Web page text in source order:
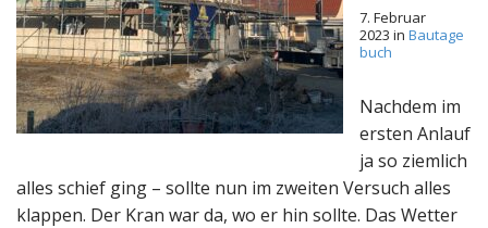
7. Februar
2023 in Bautage
buch
Nachdem im
ersten Anlauf
ja so ziemlich
alles schief ging – sollte nun im zweiten Versuch alles
klappen. Der Kran war da, wo er hin sollte. Das Wetter